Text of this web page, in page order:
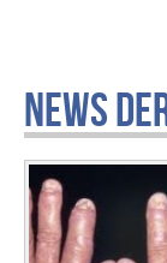
NEWS